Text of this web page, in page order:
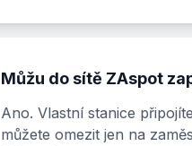
Můžu do sítě ZAspot
Ano. Vlastní stanice
můžete omezit jen na